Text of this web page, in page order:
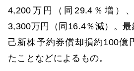
4,200万円（同29.4％増）
3,300万円（同16.4％減）。
己新株予約券償却損約100億
たことなどによるもの。